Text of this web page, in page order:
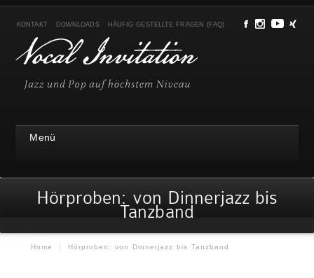
KONTAKT DOWNLOADS HÄUFIG GESTELLTE FRAGEN (FAQ)
Menü
Hörproben: von Dinnerjazz bis
Tanzband
Home | Hörproben: von Dinnerjazz bis Tanzband